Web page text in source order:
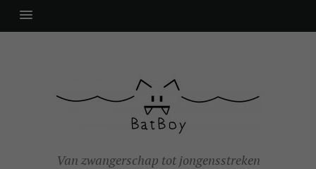
Van zwangerschap tot jongensstreken